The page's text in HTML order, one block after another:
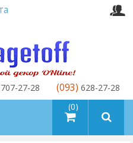
товаров (0)
707-27-28 (093) 628-27-28